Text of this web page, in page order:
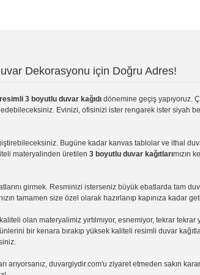
Dekorasyonu için Doğru Adres!
resimli 3 boyutlu duvar kağıdı dönemine geçiş yapıyoruz.
Evinizi, ofisinizi ister rengarek ister siyah
Bugüne kadar kanvas tablo lar ve ithal
materyalinden üretilen 3 boyutlu duvar kağıtlarımızın
girmek. Resminizi isterseniz büyük ebatlarda tam
tamamen size özel olarak hazırlanıp kapınıza kadar
olan materyalimiz yırtılmıyor, esnemiyor, tekrar tekrar
bir kenara bırakıp yüksek kaliteli resimli duvar
arıyorsanız, duvargiydir.com'u ziyaret etmeden sakın